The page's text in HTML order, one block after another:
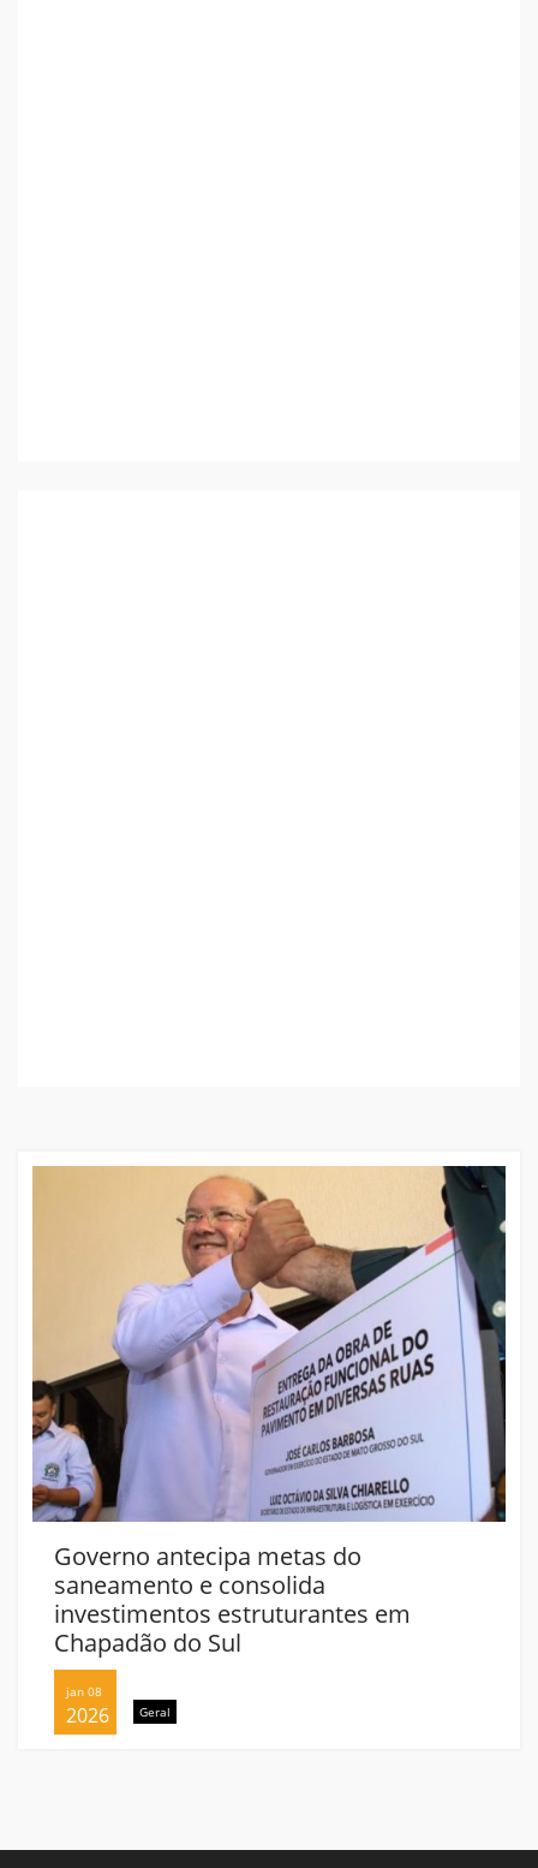
Governo antecipa metas do
saneamento e consolida
investimentos estruturantes em
Chapadão do Sul
jan 08
2026 Geral